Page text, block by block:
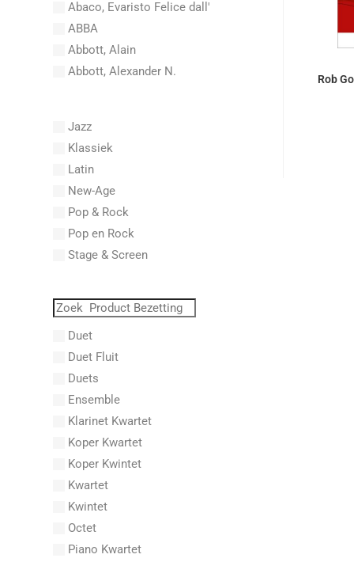
Rob
Abaco, Evaristo Felice dall'
ABBA
Abbott, Alain
Abbott, Alexander N.
Abel, Lex
Aberg, Johan Ludvig
Aboucaya, Christian
Aboulker, Isabelle
Abraham, Paul
Abrams, Lester
Abreu, Zequinha
Absil, Jean
Abt, Franz Wilhelm
AC/DC
Achleitner, Rudolf
Acker, Dieter
Acosta, Omar
Adam Gorb
Adam, Adolphe Charles
Adam, Amy
Adams, Billy
Adams, Bryan
Adams, Byron
Jazz
Klassiek
Latin
New-Age
Pop & Rock
Pop en Rock
Stage & Screen
Duet
Duet Fluit
Duets
Ensemble
Klarinet Kwartet
Koper Kwartet
Koper Kwintet
Kwartet
Kwintet
Octet
Piano Kwartet